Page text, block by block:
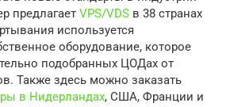
предлагает VPS/VDS в 38 странах
используется
оборудование, которое
подобранных ЦОДах от
Также здесь можно заказать
в Нидерландах, США, Франции и